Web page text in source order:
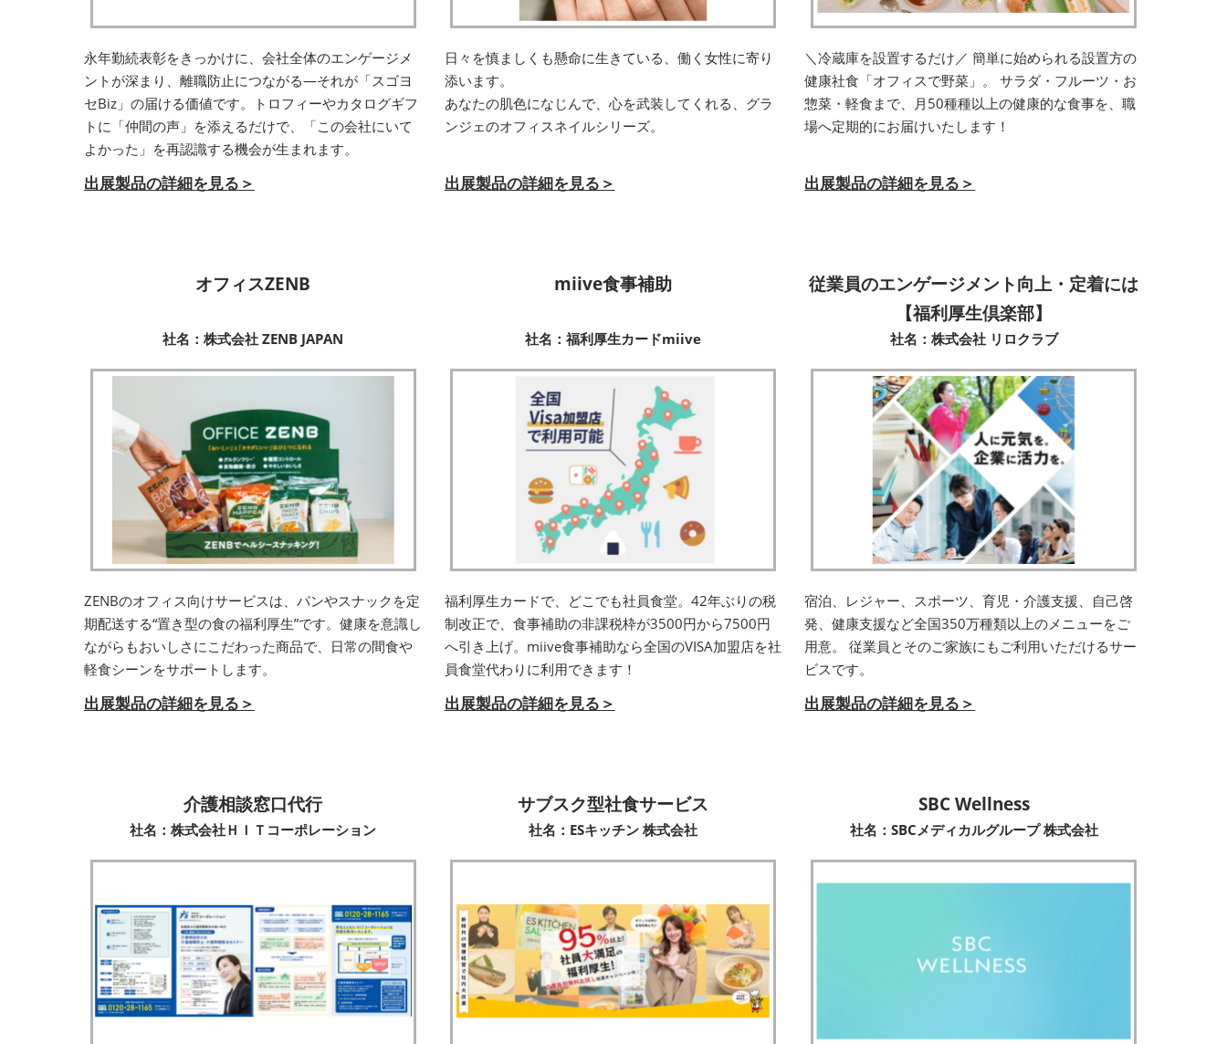
永年勤続表彰をきっかけに、会社全体のエンゲージメ
ントが深まり、離職防止につながる—それが「スゴヨ
セBiz」の届ける価値です。トロフィーやカタログギフ
トに「仲間の声」を添えるだけで、「この会社にいて
よかった」を再認識する機会が生まれます。
出展製品の詳細を見る＞
日々を慎ましくも懸命に生きている、働く女性に寄り
添います。
あなたの肌色になじんで、心を武装してくれる、グラ
ンジェのオフィスネイルシリーズ。
出展製品の詳細を見る＞
＼冷蔵庫を設置するだけ／ 簡単に始められる設置方の
健康社食「オフィスで野菜」。 サラダ・フルーツ・お
惣菜・軽食まで、月50種種以上の健康的な食事を、職
場へ定期的にお届けいたします！
出展製品の詳細を見る＞
オフィスZENB
社名：株式会社 ZENB JAPAN
ZENBのオフィス向けサービスは、パンやスナックを定
期配送する“置き型の食の福利厚生”です。健康を意識し
ながらもおいしさにこだわった商品で、日常の間食や
軽食シーンをサポートします。
出展製品の詳細を見る＞
miive食事補助
社名：福利厚生カードmiive
福利厚生カードで、どこでも社員食堂。42年ぶりの税
制改正で、食事補助の非課税枠が3500円から7500円
へ引き上げ。miive食事補助なら全国のVISA加盟店を社
員食堂代わりに利用できます！
出展製品の詳細を見る＞
従業員のエンゲージメント向上・定着には
【福利厚生倶楽部】
社名：株式会社 リロクラブ
宿泊、レジャー、スポーツ、育児・介護支援、自己啓
発、健康支援など全国350万種類以上のメニューをご
用意。 従業員とそのご家族にもご利用いただけるサー
ビスです。
出展製品の詳細を見る＞
介護相談窓口代行
社名：株式会社ＨＩＴコーポレーション
サブスク型社食サービス
社名：ESキッチン 株式会社
SBC Wellness
社名：SBCメディカルグループ 株式会社